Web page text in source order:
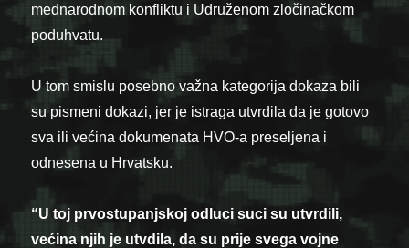
međnarodnom konfliktu i Udruženom zločinačkom
poduhvatu.
U tom smislu posebno važna kategorija dokaza bili
su pismeni dokazi, jer je istraga utvrdila da je gotovo
sva ili većina dokumenata HVO-a preseljena i
odnesena u Hrvatsku.
“U toj prvostupanjskoj odluci suci su utvrdili,
većina njih je utvdila, da su prije svega vojne